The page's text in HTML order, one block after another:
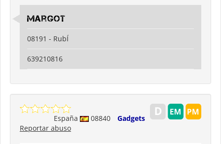
Margot
08191 - RubÍ
639210816
España 08840
Gadgets
Reportar abuso